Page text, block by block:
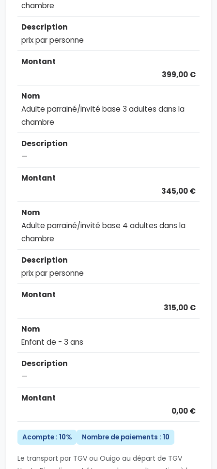
chambre
prix par personne
399,00 €
Adulte parrainé/invité base 3 adultes dans la
chambre
—
345,00 €
Adulte parrainé/invité base 4 adultes dans la
chambre
prix par personne
315,00 €
Enfant de - 3 ans
—
0,00 €
Acompte : 10% Nombre de paiements : 10
Le transport par TGV ou Ouigo au départ de TGV